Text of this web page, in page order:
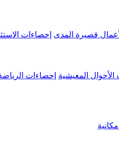
قصيرة المدى إحصاءات
الأحوال المعيشية إحصاءات